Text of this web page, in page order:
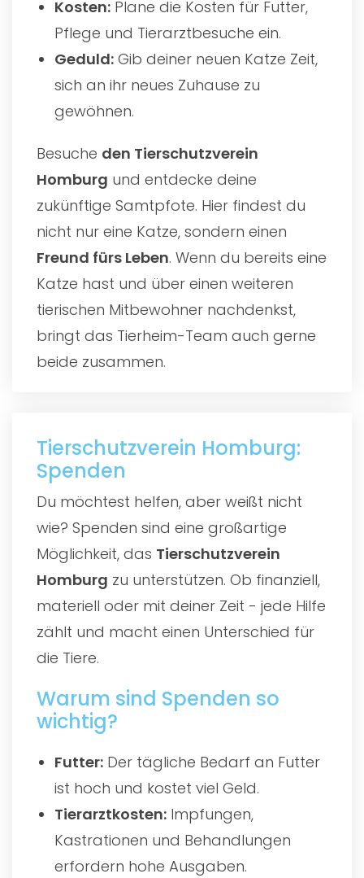
Kosten: Plane die Kosten für Futter,
Pflege und Tierarztbesuche ein.
Geduld: Gib deiner neuen Katze Zeit,
sich an ihr neues Zuhause zu
gewöhnen.
Besuche den Tierschutzverein
Homburg und entdecke deine
zukünftige Samtpfote. Hier findest du
nicht nur eine Katze, sondern einen
Freund fürs Leben. Wenn du bereits eine
Katze hast und über einen weiteren
tierischen Mitbewohner nachdenkst,
bringt das Tierheim-Team auch gerne
beide zusammen.
Tierschutzverein Homburg:
Spenden
Du möchtest helfen, aber weißt nicht
wie? Spenden sind eine großartige
Möglichkeit, das Tierschutzverein
Homburg zu unterstützen. Ob finanziell,
materiell oder mit deiner Zeit - jede Hilfe
zählt und macht einen Unterschied für
die Tiere.
Warum sind Spenden so
wichtig?
Futter: Der tägliche Bedarf an Futter
ist hoch und kostet viel Geld.
Tierarztkosten: Impfungen,
Kastrationen und Behandlungen
erfordern hohe Ausgaben.